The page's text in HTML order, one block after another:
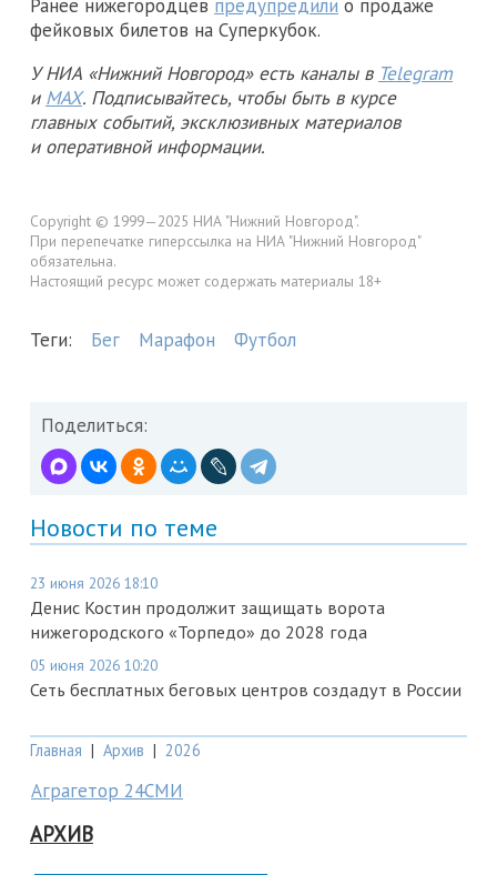
Ранее нижегородцев предупредили о продаже
фейковых билетов на Суперкубок.
У НИА «Нижний Новгород» есть каналы в Telegram
и MAX. Подписывайтесь, чтобы быть в курсе
главных событий, эксклюзивных материалов
и оперативной информации.
Copyright © 1999—2025 НИА "Нижний Новгород".
При перепечатке гиперссылка на НИА "Нижний Новгород"
обязательна.
Настоящий ресурс может содержать материалы 18+
Теги: Бег Марафон Футбол
Поделиться:
Новости по теме
23 июня 2026 18:10
Денис Костин продолжит защищать ворота
нижегородского «Торпедо» до 2028 года
05 июня 2026 10:20
Сеть бесплатных беговых центров создадут в России
Главная | Архив | 2026
Аграгетор 24СМИ
АРХИВ